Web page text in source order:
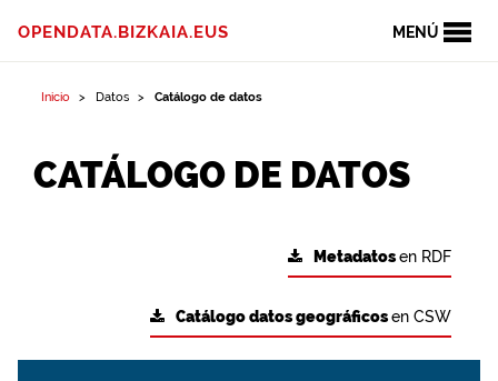
MENÚ
OPENDATA.BIZKAIA.EUS
Inicio Datos Catálogo de datos
CATÁLOGO DE DATOS
Metadatosen RDF
Catálogo datos geográficosen CSW